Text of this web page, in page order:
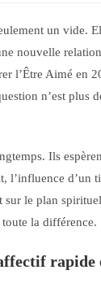
un vide.
nouvelle
l’Être Aimé en
n’est plus
Ils
l’influence d’un
sur le plan
la différence.
rapide